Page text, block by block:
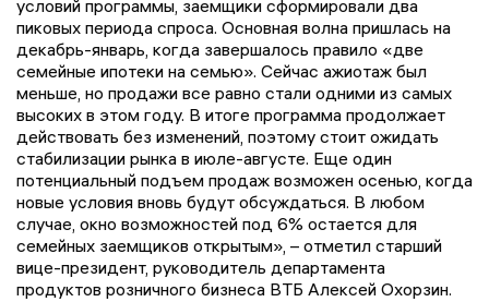
условий программы, заемщики сформировали два
пиковых периода спроса. Основная волна пришлась на
декабрь-январь, когда завершалось правило «две
семейные ипотеки на семью». Сейчас ажиотаж был
меньше, но продажи все равно стали одними из самых
высоких в этом году. В итоге программа продолжает
действовать без изменений, поэтому стоит ожидать
стабилизации рынка в июле-августе. Еще один
потенциальный подъем продаж возможен осенью, когда
новые условия вновь будут обсуждаться. В любом
случае, окно возможностей под 6% остается для
семейных заемщиков открытым», – отметил старший
вице-президент, руководитель департамента
продуктов розничного бизнеса ВТБ Алексей Охорзин.